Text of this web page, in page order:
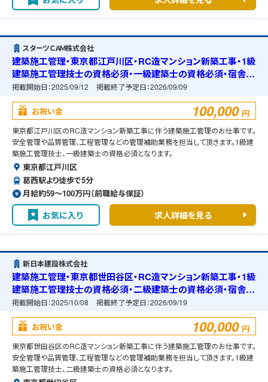
スターツＣＡＭ株式会社
建築施工管理・東京都江戸川区・RC造マンション新築工事・1級
建築施工管理技士の資格必須・一級建築士の資格必須・宿舎の
準備可能
掲載開始日：2025/09/12 掲載終了予定日：2026/09/09
お祝い金 100,000 円
東京都江戸川区のRC造マンション新築工事に伴う建築施工管理のお仕事です。
安全管理や品質管理、工程管理などの管理補助業務を担当して頂きます。1級建
築施工管理技士、一級建築士の資格必須となります。
東京都江戸川区
葛西駅より徒歩で5分
月給約59〜100万円（前職給与保証）
お気に入り 求人詳細を見る
新日本建設株式会社
建築施工管理・東京都世田谷区・RC造マンション新築工事・1級
建築施工管理技士の資格必須・二級建築士の資格必須・宿舎の
準備可能
掲載開始日：2025/10/08 掲載終了予定日：2026/09/19
お祝い金 100,000 円
東京都世田谷区のRC造マンション新築工事に伴う建築施工管理のお仕事です。
安全管理や品質管理、工程管理などの管理補助業務を担当して頂きます。1級建
築施工管理技士、二級建築士の資格必須となります。